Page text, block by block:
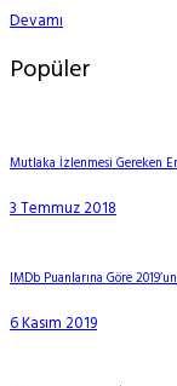
Devamı
Popüler
Mutlaka İzlenmesi Gereken
3 Temmuz 2018
IMDb Puanlarına Göre
6 Kasım 2019